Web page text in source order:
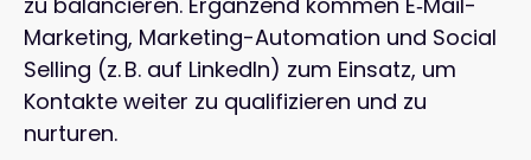
Marketing, Marketing-Automation und Social
Selling (z. B. auf LinkedIn) zum Einsatz, um
Kontakte weiter zu qualifizieren und zu
nurturen.